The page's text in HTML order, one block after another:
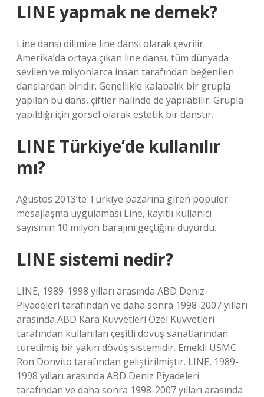
LINE yapmak ne demek?
Line dansı dilimize line dansı olarak çevrilir.
Amerika’da ortaya çıkan line dansı, tüm dünyada
sevilen ve milyonlarca insan tarafından beğenilen
danslardan biridir. Genellikle kalabalık bir grupla
yapılan bu dans, çiftler halinde de yapılabilir. Grupla
yapıldığı için görsel olarak estetik bir danstır.
LINE Türkiye’de kullanılır
mı?
Ağustos 2013’te Türkiye pazarına giren popüler
mesajlaşma uygulaması Line, kayıtlı kullanıcı
sayısının 10 milyon barajını geçtiğini duyurdu.
LINE sistemi nedir?
LINE, 1989-1998 yılları arasında ABD Deniz
Piyadeleri tarafından ve daha sonra 1998-2007 yılları
arasında ABD Kara Kuvvetleri Özel Kuvvetleri
tarafından kullanılan çeşitli dövüş sanatlarından
türetilmiş bir yakın dövüş sistemidir. Emekli USMC
Ron Donvito tarafından geliştirilmiştir. LINE, 1989-
1998 yılları arasında ABD Deniz Piyadeleri
tarafından ve daha sonra 1998-2007 yılları arasında